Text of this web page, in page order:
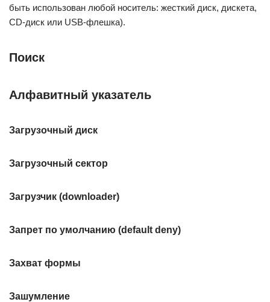
быть использован любой носитель: жесткий диск, дискета,
CD-диск или USB-флешка).
Поиск
Алфавитный указатель
Загрузочный диск
Загрузочный сектор
Загрузчик (downloader)
Запрет по умолчанию (default deny)
Захват формы
Зашумление